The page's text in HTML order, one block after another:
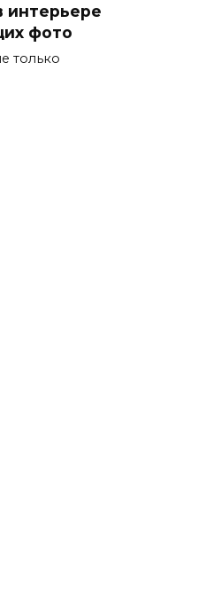
интерьере
фото
только